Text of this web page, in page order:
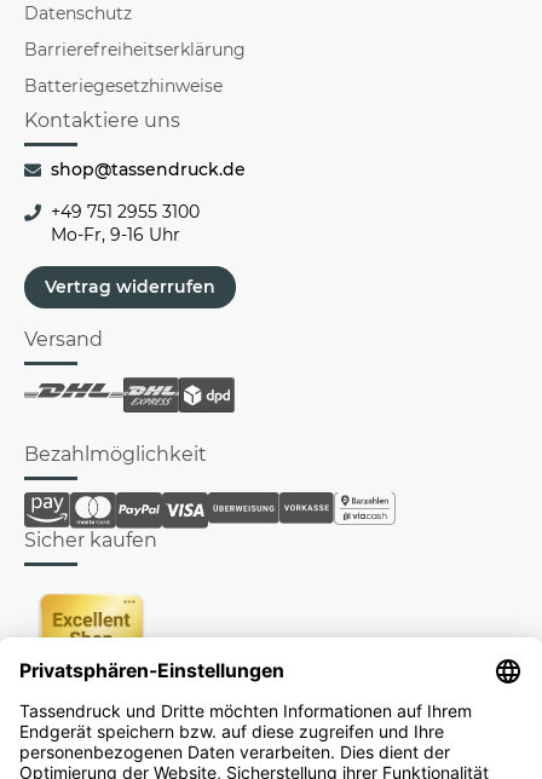
Datenschutz
Barrierefreiheitserklärung
Batteriegesetzhinweise
Kontaktiere uns
shop@tassendruck.de
+49 751 2955 3100
Mo-Fr, 9-16 Uhr
Vertrag widerrufen
Versand
Bezahlmöglichkeit
Sicher kaufen